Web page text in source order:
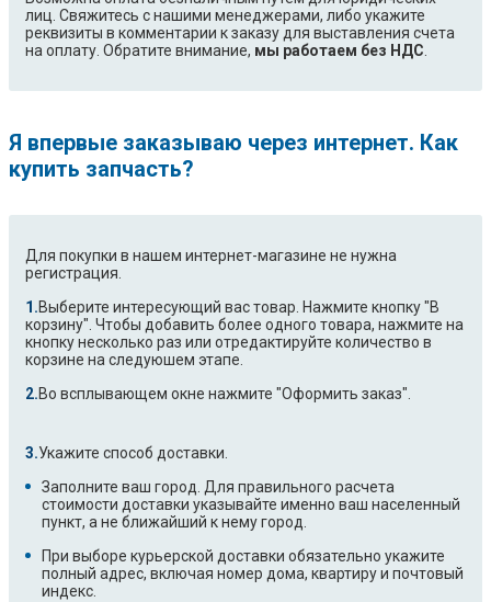
лиц. Свяжитесь с нашими менеджерами, либо укажите
реквизиты в комментарии к заказу для выставления счета
на оплату. Обратите внимание, мы работаем без НДС
Я впервые заказываю через интернет. Как
купить запчасть?
Для покупки в нашем интернет-магазине не нужна
регистрация.
Выберите интересующий вас товар. Нажмите кнопку "В
корзину". Чтобы добавить более одного товара, нажмите на
кнопку несколько раз или отредактируйте количество в
корзине на следуюшем этапе.
Во всплывающем окне нажмите "Оформить заказ".
Укажите способ доставки.
Заполните ваш город. Для правильного расчета
стоимости доставки указывайте именно ваш населенный
пункт, а не ближайший к нему город.
При выборе курьерской доставки обязательно укажите
полный адрес, включая номер дома, квартиру и почтовый
индекс.